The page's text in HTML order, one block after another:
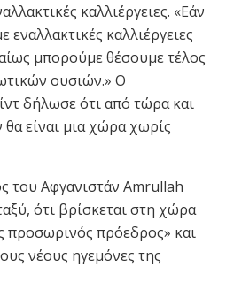
καλλιέργειες. «Εάν
καλλιέργειες
μπορούμε θέσουμε τέλος
ουσιών.» Ο
δήλωσε ότι από τώρα και
είναι μια χώρα χωρίς
του Αφγανιστάν Amrullah
ότι βρίσκεται στη χώρα
προσωρινός πρόεδρος» και
νέους ηγεμόνες της